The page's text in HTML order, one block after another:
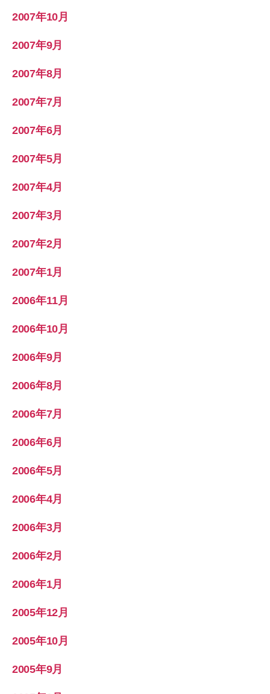
2007年10月
2007年9月
2007年8月
2007年7月
2007年6月
2007年5月
2007年4月
2007年3月
2007年2月
2007年1月
2006年11月
2006年10月
2006年9月
2006年8月
2006年7月
2006年6月
2006年5月
2006年4月
2006年3月
2006年2月
2006年1月
2005年12月
2005年10月
2005年9月